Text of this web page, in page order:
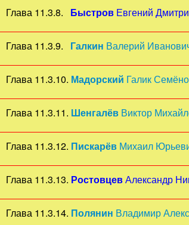
Глава 11.3.8. Быстров Евгений
Глава 11.3.9. Галкин Валерий
Глава 11.3.10. Мадорский Галик
Глава 11.3.11. Шенгалёв Виктор
Глава 11.3.12. Пискарёв Михаил
Глава 11.3.13. РостовцевАлександр
Глава 11.3.14. Полянин Владимир